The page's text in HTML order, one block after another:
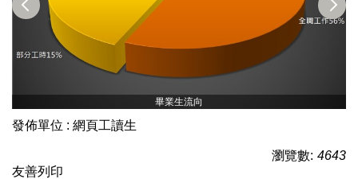
畢業生流向
發佈單位 : 網頁工讀生
瀏覽數: 4643
友善列印